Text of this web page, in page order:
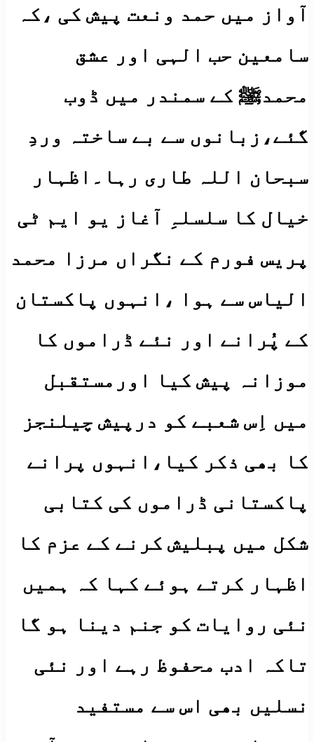
آواز میں حمد ونعت پیش کی ،کہ
سامعین حب الہی اور عشق
محمدﷺ کے سمندر میں ڈوب
گئے،زبانوں سے بے ساختہ وردِ
سبحان اللہ طاری رہا۔اظہار
خیال کا سلسلہِ آغاز یو ایم ٹی
پریس فورم کے نگراں مرزا محمد
الیاس سے ہوا ،انہوں پاکستان
کے پُرانے اور نئے ڈراموں کا
موزانہ پیش کیا اورمستقبل
میں اِس شعبے کو درپیش چیلنجز
کا بھی ذکر کیا،انہوں پرانے
پاکستانی ڈراموں کی کتابی
شکل میں پبلیش کرنے کے عزم کا
اظہار کرتے ہوئے کہا کہ ہمیں
نئی روایات کو جنم دینا ہو گا
تاکہ ادب محفوظ رہے اور نئی
نسلیں بھی اس سے مستفید